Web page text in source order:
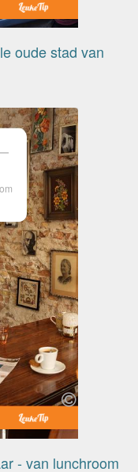
oude stad van
- van lunchroom